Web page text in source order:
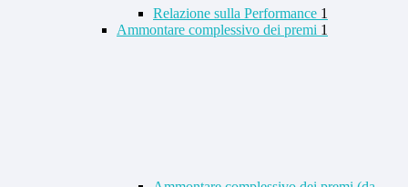
Relazione sulla Performance 1
Ammontare complessivo dei premi 1